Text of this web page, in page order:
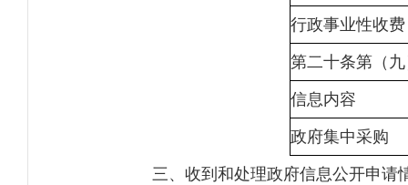
行政事业性收费
第二十条第（
信息内容
政府集中采购
三、收到和处理政府信息公开申请